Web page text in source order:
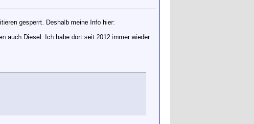
gesperrt. Deshalb meine Info hier:
auch Diesel. Ich habe dort seit 2012 immer wieder